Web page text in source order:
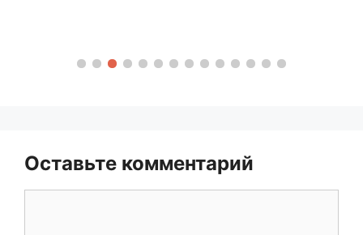
Оставьте комментарий